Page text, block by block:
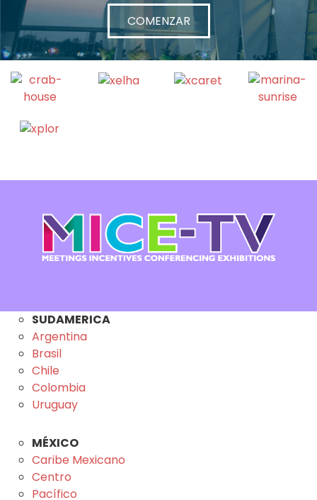
COMENZAR
SUDAMERICA
Argentina
Brasil
Chile
Colombia
Uruguay
MÉXICO
Caribe Mexicano
Centro
Pacífico